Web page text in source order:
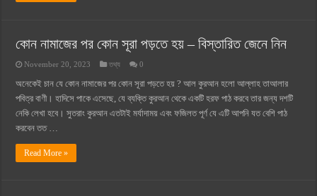
কোন নামাজের পর কোন সূরা পড়তে হয় – বিস্তারিত জেনে নিন
November 20, 2023 তথ্য 0
অনেকেই চান যে কোন নামাজের পর কোন সূরা পড়তে হয় ? আল কুরআন হলো আল্লাহ তাআলার
পবিত্র বাণী। হাদিসে পাকে এসেছে, যে ব্যক্তি কুরআন থেকে একটি হরফ পাঠ করবে তার জন্য দশটি
নেকি লেখা হবে। সুতরাং কুরআন এতটাই মর্যাদাময় এবং ফজিলত পূর্ণ যে এটি আপনি যত বেশি পাঠ
করবেন তত …
Read More »